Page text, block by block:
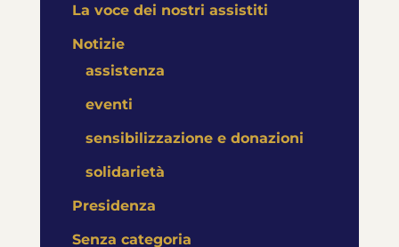
La voce dei nostri assistiti
Notizie
assistenza
eventi
sensibilizzazione e donazioni
solidarietà
Presidenza
Senza categoria